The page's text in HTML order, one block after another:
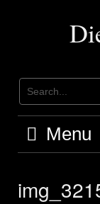
Menu